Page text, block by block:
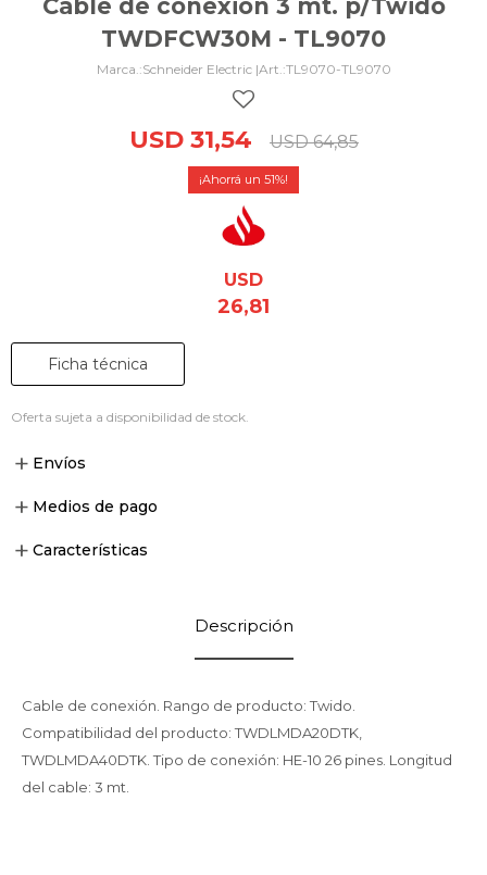
Cable de conexión 3 mt. p/Twido
TWDFCW30M - TL9070
Schneider Electric | TL9070-TL9070
USD 31,54 USD 64,85
51
USD
26,81
Ficha técnica
Oferta sujeta a disponibilidad de stock.
Envíos
Medios de pago
Características
Descripción
Cable de conexión. Rango de producto: Twido.
Compatibilidad del producto: TWDLMDA20DTK,
TWDLMDA40DTK. Tipo de conexión: HE-10 26 pines. Longitud
del cable: 3 mt.